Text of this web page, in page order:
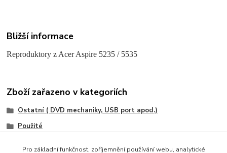
Bližší informace
Reproduktory z Acer Aspire 5235 / 5535
Zboží zařazeno v kategoriích
Ostatní ( DVD mechaniky, USB port apod.)
Použité
Pro základní funkčnost, zpříjemnění používání webu, analytické